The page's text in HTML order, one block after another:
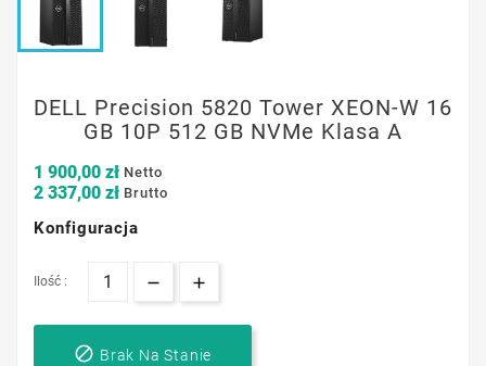
DELL Precision 5820 Tower XEON-W 16
GB 10P 512 GB NVMe Klasa A
1 900,00 zł Netto
2 337,00 zł Brutto
Konfiguracja
Ilość :
 Brak Na Stanie